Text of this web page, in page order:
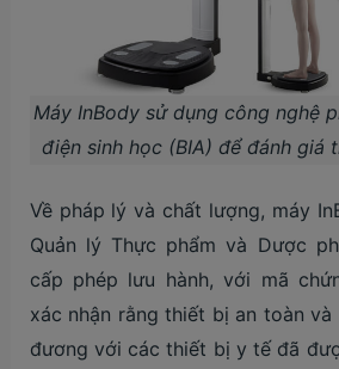
Máy InBody sử dụng công nghệ
điện sinh học (BIA) để đánh giá
Về pháp lý và chất lượng, máy
Quản lý Thực phẩm và Dược
cấp phép lưu hành, với mã
xác nhận rằng thiết bị an toàn
đương với các thiết bị y tế đã